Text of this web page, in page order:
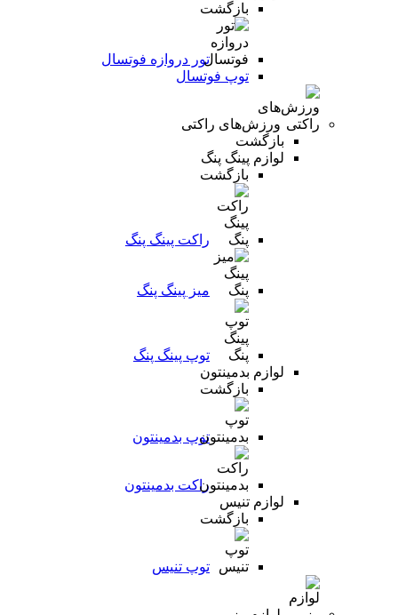
بازگشت
تور دروازه فوتسال
توپ فوتسال
ورزش‌های راکتی
بازگشت
لوازم پینگ پنگ
بازگشت
راکت پینگ پنگ
میز پینگ پنگ
توپ پینگ پنگ
لوازم بدمینتون
بازگشت
توپ بدمینتون
راکت بدمینتون
لوازم تنیس
بازگشت
توپ تنیس